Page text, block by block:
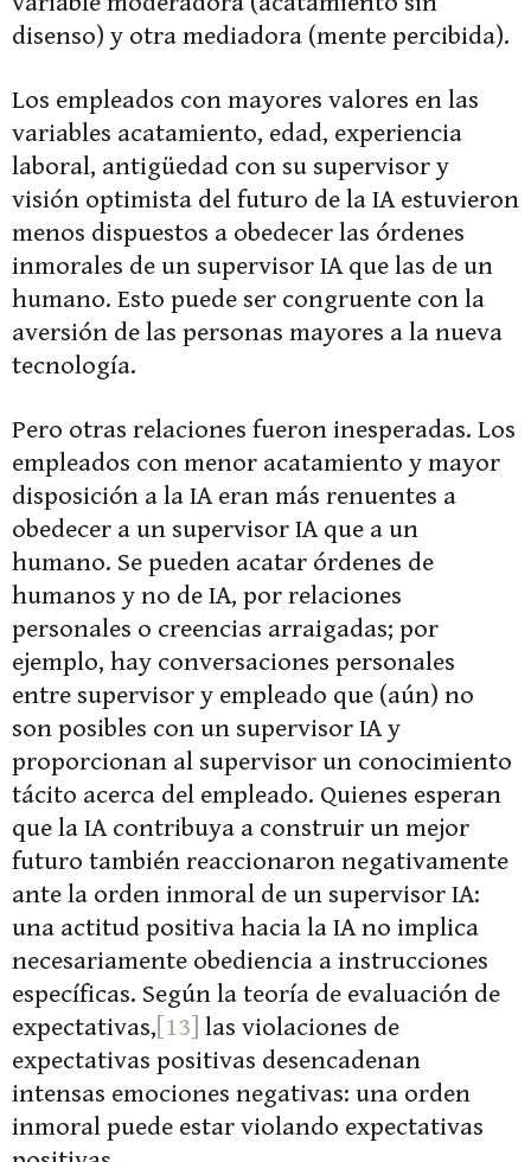
disenso) y otra mediadora (mente percibida).
Los empleados con mayores valores en las
variables acatamiento, edad, experiencia
laboral, antigüedad con su supervisor y
visión optimista del futuro de la IA estuvieron
menos dispuestos a obedecer las órdenes
inmorales de un supervisor IA que las de un
humano. Esto puede ser congruente con la
aversión de las personas mayores a la nueva
tecnología.
Pero otras relaciones fueron inesperadas. Los
empleados con menor acatamiento y mayor
disposición a la IA eran más renuentes a
obedecer a un supervisor IA que a un
humano. Se pueden acatar órdenes de
humanos y no de IA, por relaciones
personales o creencias arraigadas; por
ejemplo, hay conversaciones personales
entre supervisor y empleado que (aún) no
son posibles con un supervisor IA y
proporcionan al supervisor un conocimiento
tácito acerca del empleado. Quienes esperan
que la IA contribuya a construir un mejor
futuro también reaccionaron negativamente
ante la orden inmoral de un supervisor IA:
una actitud positiva hacia la IA no implica
necesariamente obediencia a instrucciones
específicas. Según la teoría de evaluación de
expectativas, [13] las violaciones de
expectativas positivas desencadenan
intensas emociones negativas: una orden
inmoral puede estar violando expectativas